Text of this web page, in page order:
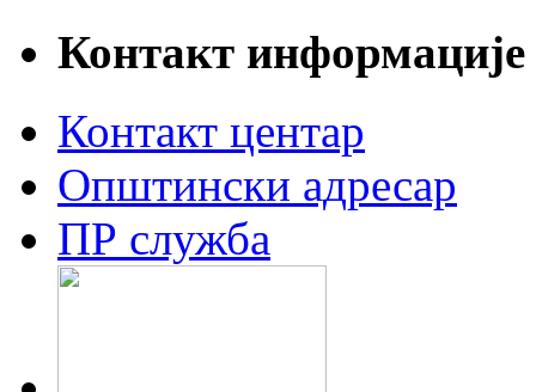
Контакт информације
Контакт центар
Општински адресар
ПР служба